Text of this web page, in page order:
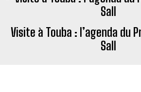
Visite à Touba : l’agenda du
Sall